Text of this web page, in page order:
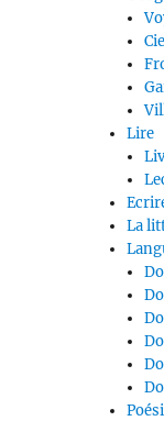
Lire
La